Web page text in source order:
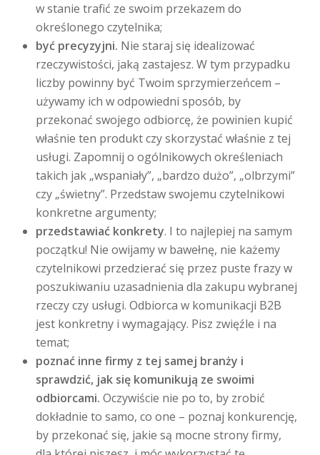
w stanie trafić ze swoim przekazem do
określonego czytelnika;
być precyzyjni. Nie staraj się idealizować
rzeczywistości, jaką zastajesz. W tym przypadku
liczby powinny być Twoim sprzymierzeńcem –
używamy ich w odpowiedni sposób, by
przekonać swojego odbiorcę, że powinien kupić
właśnie ten produkt czy skorzystać właśnie z tej
usługi. Zapomnij o ogólnikowych określeniach
takich jak „wspaniały”, „bardzo dużo”, „olbrzymi”
czy „świetny”. Przedstaw swojemu czytelnikowi
konkretne argumenty;
przedstawiać konkrety. I to najlepiej na samym
początku! Nie owijamy w bawełnę, nie każemy
czytelnikowi przedzierać się przez puste frazy w
poszukiwaniu uzasadnienia dla zakupu wybranej
rzeczy czy usługi. Odbiorca w komunikacji B2B
jest konkretny i wymagający. Pisz zwięźle i na
temat;
poznać inne firmy z tej samej branży i
sprawdzić, jak się komunikują ze swoimi
odbiorcami. Oczywiście nie po to, by zrobić
dokładnie to samo, co one – poznaj konkurencję,
by przekonać się, jakie są mocne strony firmy,